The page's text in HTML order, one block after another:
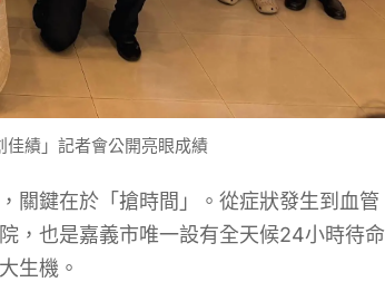
績」記者會公開亮眼成績
關鍵在於「搶時間」。從症狀發生到血管
，也是嘉義市唯一設有全天候24小時待命
生機。